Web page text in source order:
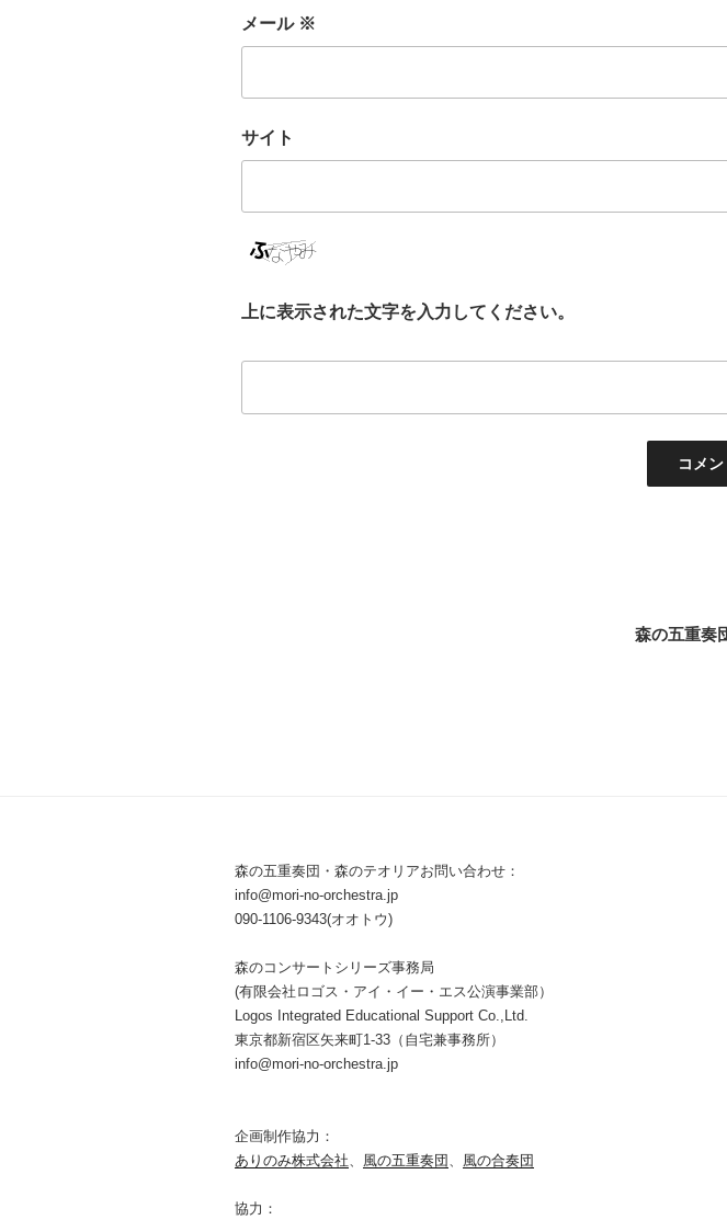
メール ※
サイト
上に表示された文字を入力してください。
ョ
ン
森の五重奏
森の五重奏団・森のテオリアお問い合わせ：
info@mori-no-orchestra.jp
090-1106-9343(オオトウ)
森のコンサートシリーズ事務局
(有限会社ロゴス・アイ・イー・エス公演事業部）
Logos Integrated Educational Support Co.,Ltd.
東京都新宿区矢来町1-33（自宅兼事務所）
info@mori-no-orchestra.jp
企画制作協力：
ありのみ株式会社、 風の五重奏団 、 風の合奏団
協力：